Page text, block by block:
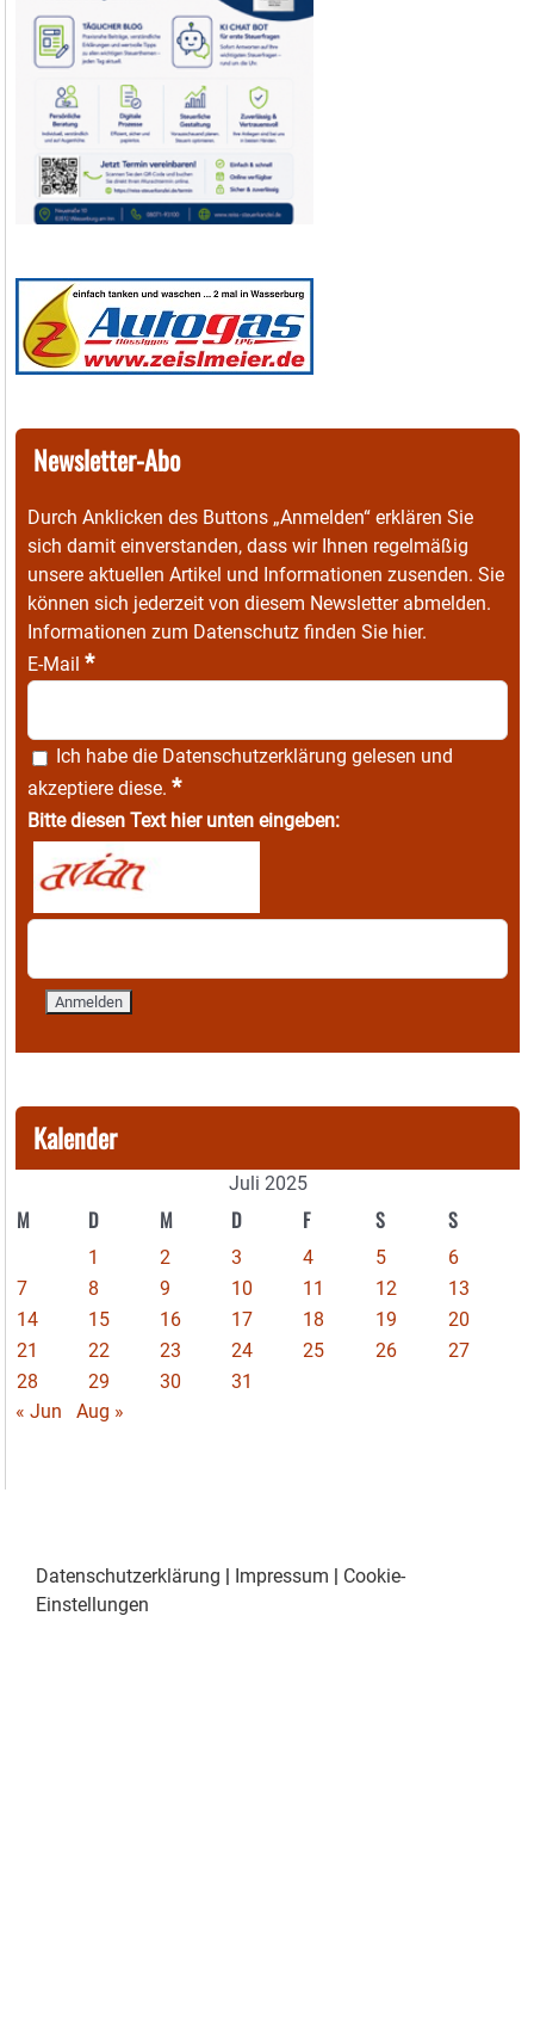
Newsletter-Abo
Durch Anklicken des Buttons „Anmelden“ erklären Sie
sich damit einverstanden, dass wir Ihnen regelmäßig
unsere aktuellen Artikel und Informationen zusenden. Sie
können sich jederzeit von diesem Newsletter abmelden.
Informationen zum Datenschutz finden Sie hier.
E-Mail *
Ich habe die Datenschutzerklärung gelesen und
akzeptiere diese. *
Bitte diesen Text hier unten eingeben:
Kalender
Juli 2025
M D M D F S S
1 2 3 4 5
6
7
8 9 10 11 12
13
14
15 16 17 18 19
20
21
22 23 24 25 26
27
28
29 30
31
« Jun
Aug »
Datenschutzerklärung Impressum
Cookie-
Einstellungen